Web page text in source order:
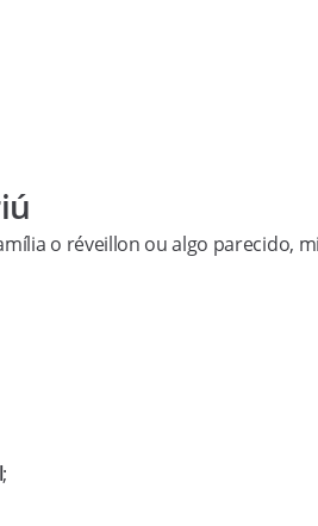
o réveillon ou algo parecido,
;